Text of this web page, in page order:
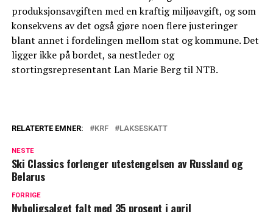
produksjonsavgiften med en kraftig miljøavgift, og som
konsekvens av det også gjøre noen flere justeringer
blant annet i fordelingen mellom stat og kommune. Det
ligger ikke på bordet, sa nestleder og
stortingsrepresentant Lan Marie Berg til NTB.
RELATERTE EMNER: KRF LAKSESKATT
NESTE
Ski Classics forlenger utestengelsen av Russland og
Belarus
FORRIGE
Nyboligsalget falt med 35 prosent i april